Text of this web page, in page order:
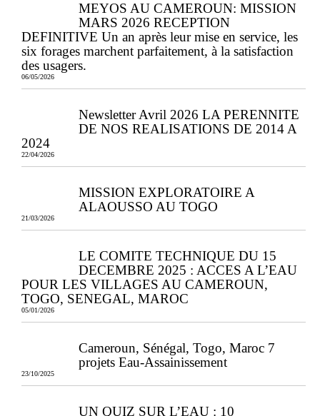
MEYOS AU CAMEROUN: MISSION
MARS 2026 RECEPTION
DEFINITIVE Un an après leur mise en service, les
six forages marchent parfaitement, à la satisfaction
des usagers.
06/05/2026
Newsletter Avril 2026 LA PERENNITE
DE NOS REALISATIONS DE 2014 A
2024
22/04/2026
MISSION EXPLORATOIRE A
ALAOUSSO AU TOGO
21/03/2026
LE COMITE TECHNIQUE DU 15
DECEMBRE 2025 : ACCES A L’EAU
POUR LES VILLAGES AU CAMEROUN,
TOGO, SENEGAL, MAROC
05/01/2026
Cameroun, Sénégal, Togo, Maroc 7
projets Eau-Assainissement
23/10/2025
UN QUIZ SUR L’EAU : 10